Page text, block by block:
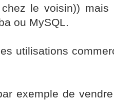
le voisin)) mais
ou MySQL.
utilisations
exemple de